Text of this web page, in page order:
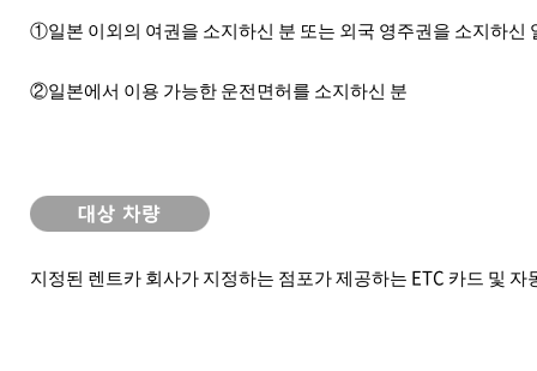
①일본 이외의 여권을 소지하신 분 또는 외국 영주권을 소지하신
②일본에서 이용 가능한 운전면허를 소지하신 분
지정된 렌트카 회사가 지정하는 점포가 제공하는 ETC 카드 및